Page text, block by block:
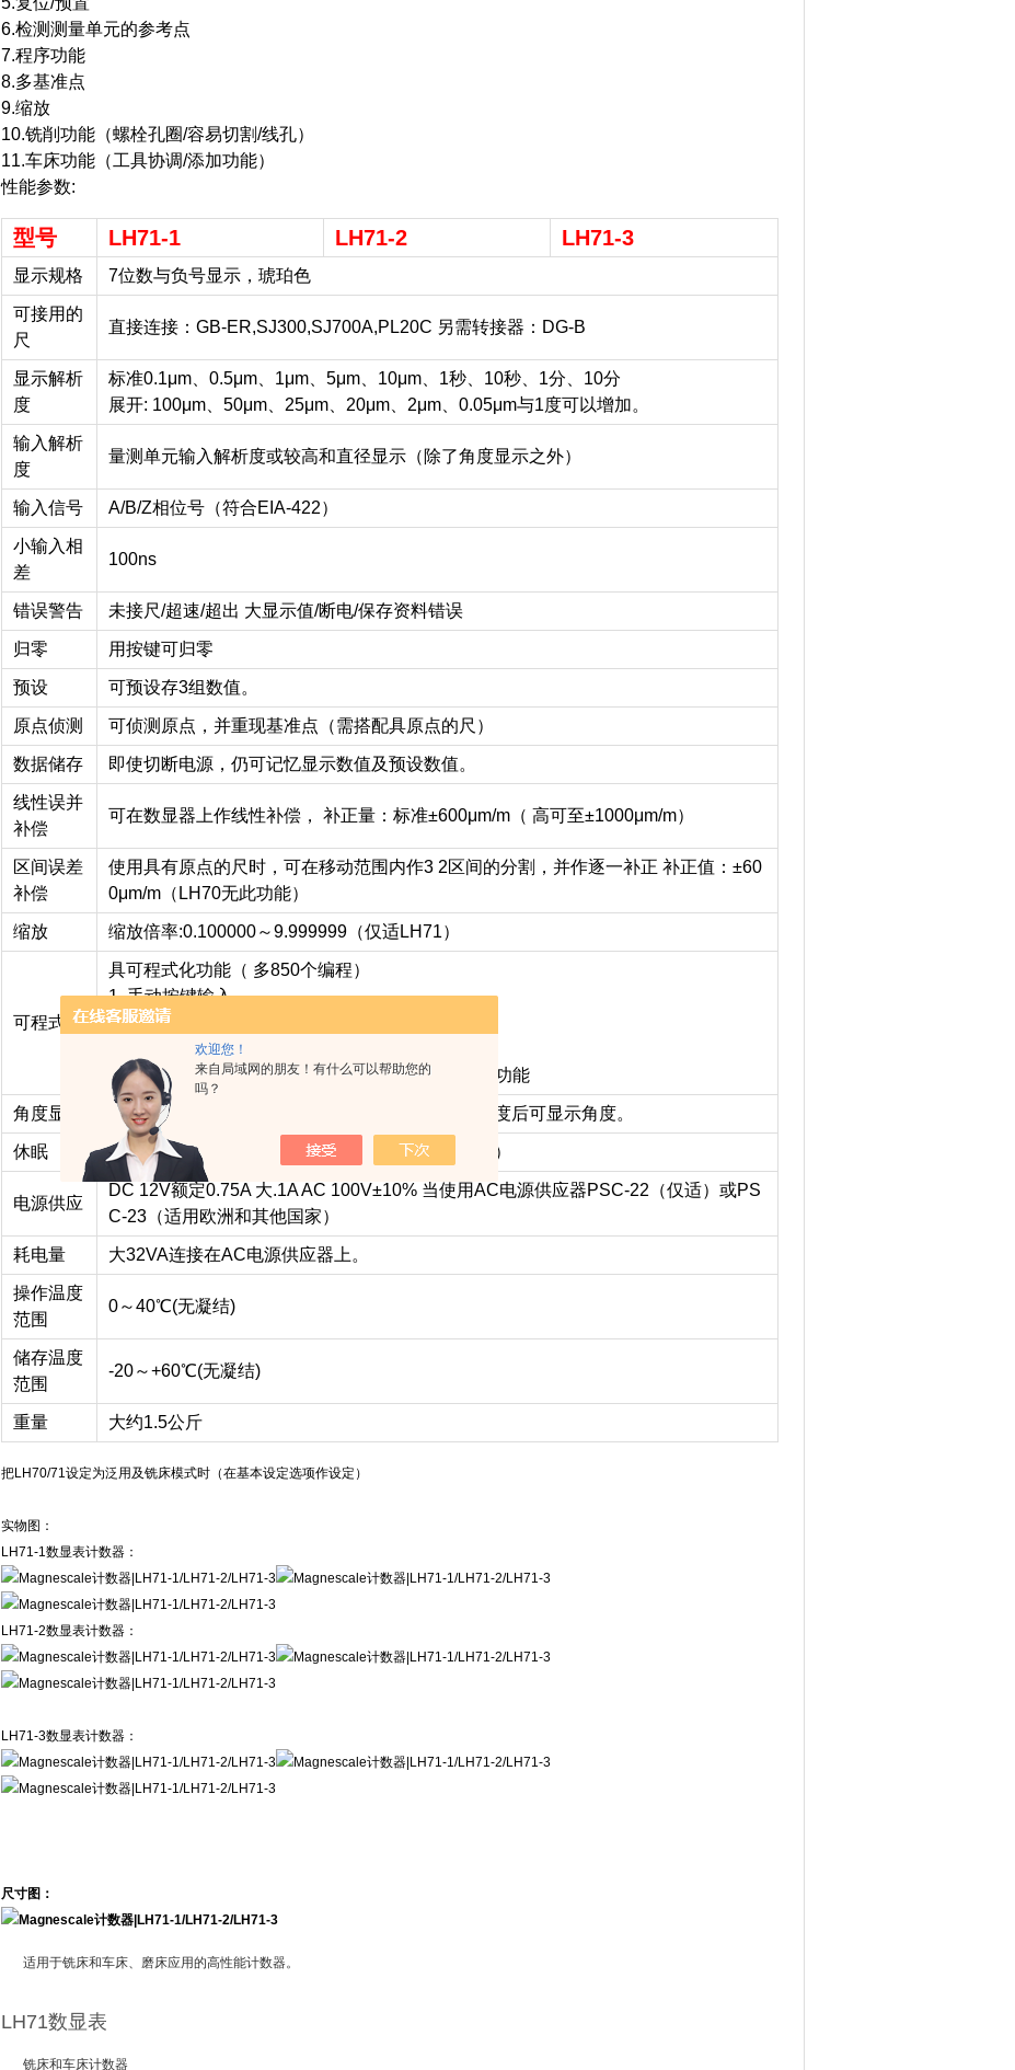
欢迎您！
来自局域网的朋友！有什么可以帮助您的
吗？
6.检测测量单元的参考点
7.程序功能
8.多基准点
9.缩放
10.铣削功能（螺栓孔圈/容易切割/线孔）
11.车床功能（工具协调/添加功能）
性能参数:
型号 LH71-1 LH71-2 LH71-3
显示规格 7位数与负号显示，琥珀色
可接用的
尺
直接连接：GB-ER,SJ300,SJ700A,PL20C 另需转接器：DG-B
显示解析
度
标准0.1μm、0.5μm、1μm、5μm、10μm、1秒、10秒、1分、10分
展开: 100μm、50μm、25μm、20μm、2μm、0.05μm与1度可以增加。
输入解析
度
量测单元输入解析度或较高和直径显示（除了角度显示之外）
输入信号 A/B/Z相位号（符合EIA-422）
小输入相
差
100ns
错误警告 未接尺/超速/超出 大显示值/断电/保存资料错误
归零 用按键可归零
预设 可预设存3组数值。
原点侦测 可侦测原点，并重现基准点（需搭配具原点的尺）
数据储存 即使切断电源，仍可记忆显示数值及预设数值。
线性误并
补偿
可在数显器上作线性补偿， 补正量：标准±600μm/m（ 高可至±1000μm/m）
区间误差
补偿
使用具有原点的尺时，可在移动范围内作3 2区间的分割，并作逐一补正 补正值：±60
0μm/m（LH70无此功能）
缩放 缩放倍率:0.100000～9.999999（仅适LH71）
可程式化
具可程式化功能（ 多850个编程）
1. 手动按键输入
2. 由实际机台移动来导引输入
3. 程式执行时可作镜像编程
4. 具「任意角度分割」「简易圆弧加工」「线孔」功能
角度显示 搭配安装在圆弧面上的钢带尺，在输入直径及解析度后可显示角度。
休眠 超过一定时间不操作时，将自动关机（时间可设定）
电源供应
DC 12V额定0.75A 大.1A AC 100V±10% 当使用AC电源供应器PSC-22（仅适）或PS
C-23（适用欧洲和其他国家）
耗电量 大32VA连接在AC电源供应器上。
操作温度
范围
0～40℃(无凝结)
储存温度
范围
-20～+60℃(无凝结)
重量 大约1.5公斤
把LH70/71设定为泛用及铣床模式时（在基本设定选项作设定）
实物图：
LH71-1数显表计数器：
LH71-2数显表计数器：
LH71-3数显表计数器：
尺寸图：
适用于铣床和车床、磨床应用的高性能计数器。
LH71数显表
铣床和车床计数器